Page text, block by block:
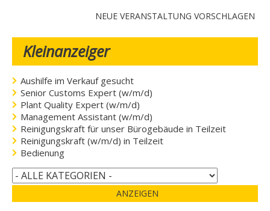
NEUE VERANSTALTUNG VORSCHLAGEN
Kleinanzeiger
Aushilfe im Verkauf gesucht
Senior Customs Expert (w/m/d)
Plant Quality Expert (w/m/d)
Management Assistant (w/m/d)
Reinigungskraft für unser Bürogebäude in Teilzeit
Reinigungskraft (w/m/d) in Teilzeit
Bedienung
ANZEIGEN